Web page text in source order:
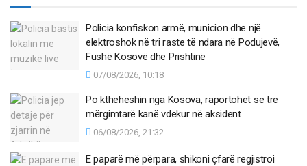
Policia konfiskon armë, municion dhe një
elektroshok në tri raste të ndara në Podujevë,
Fushë Kosovë dhe Prishtinë
07/08/2026, 10:18
Po ktheheshin nga Kosova, raportohet se tre
mërgimtarë kanë vdekur në aksident
06/08/2026, 21:32
E paparë më përpara, shikoni çfarë regjistroi